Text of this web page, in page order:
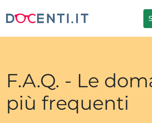
F.A.Q. - Le
più frequenti